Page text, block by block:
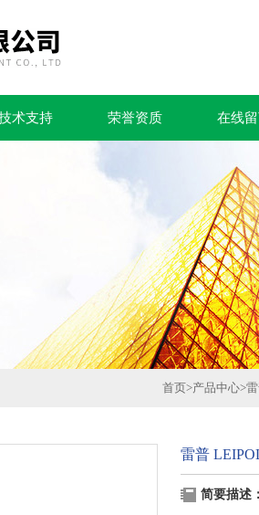
术支持 荣誉资质 在线
首页>产品中心>
雷普
简要描述：